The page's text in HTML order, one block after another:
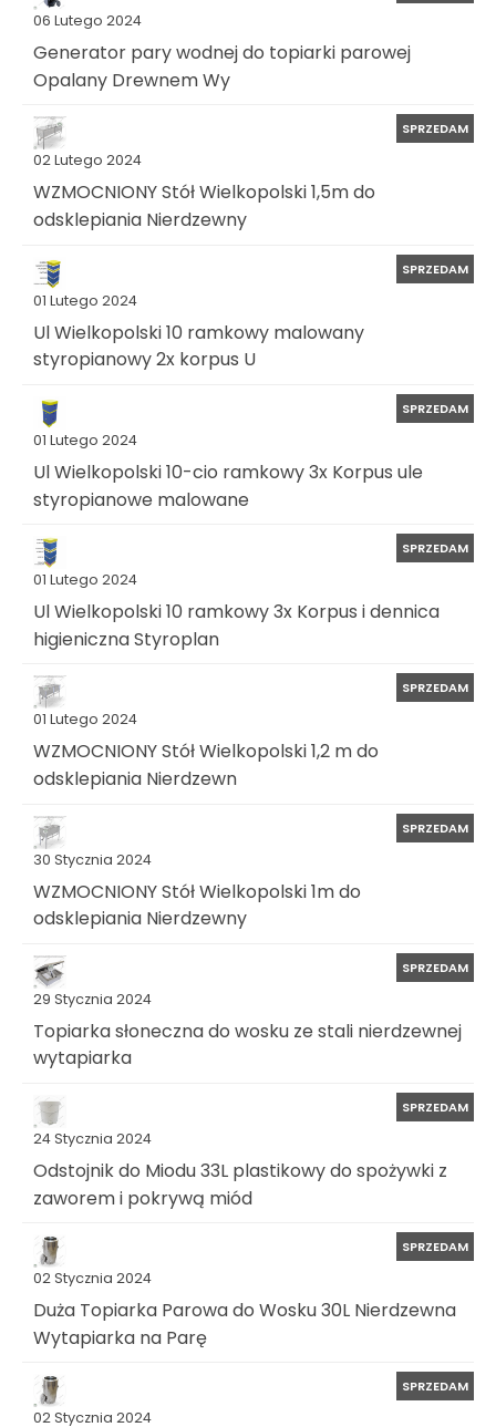
06 Lutego 2024
Generator pary wodnej do topiarki parowej
Opalany Drewnem Wy
02 Lutego 2024
SPRZEDAM
WZMOCNIONY Stół Wielkopolski 1,5m do
odsklepiania Nierdzewny
01 Lutego 2024
SPRZEDAM
Ul Wielkopolski 10 ramkowy malowany
styropianowy 2x korpus U
01 Lutego 2024
SPRZEDAM
Ul Wielkopolski 10-cio ramkowy 3x Korpus ule
styropianowe malowane
01 Lutego 2024
SPRZEDAM
Ul Wielkopolski 10 ramkowy 3x Korpus i dennica
higieniczna Styroplan
01 Lutego 2024
SPRZEDAM
WZMOCNIONY Stół Wielkopolski 1,2 m do
odsklepiania Nierdzewn
30 Stycznia 2024
SPRZEDAM
WZMOCNIONY Stół Wielkopolski 1m do
odsklepiania Nierdzewny
29 Stycznia 2024
SPRZEDAM
Topiarka słoneczna do wosku ze stali nierdzewnej
wytapiarka
24 Stycznia 2024
SPRZEDAM
Odstojnik do Miodu 33L plastikowy do spożywki z
zaworem i pokrywą miód
02 Stycznia 2024
SPRZEDAM
Duża Topiarka Parowa do Wosku 30L Nierdzewna
Wytapiarka na Parę
02 Stycznia 2024
SPRZEDAM